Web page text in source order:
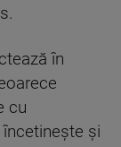
în
cu
și